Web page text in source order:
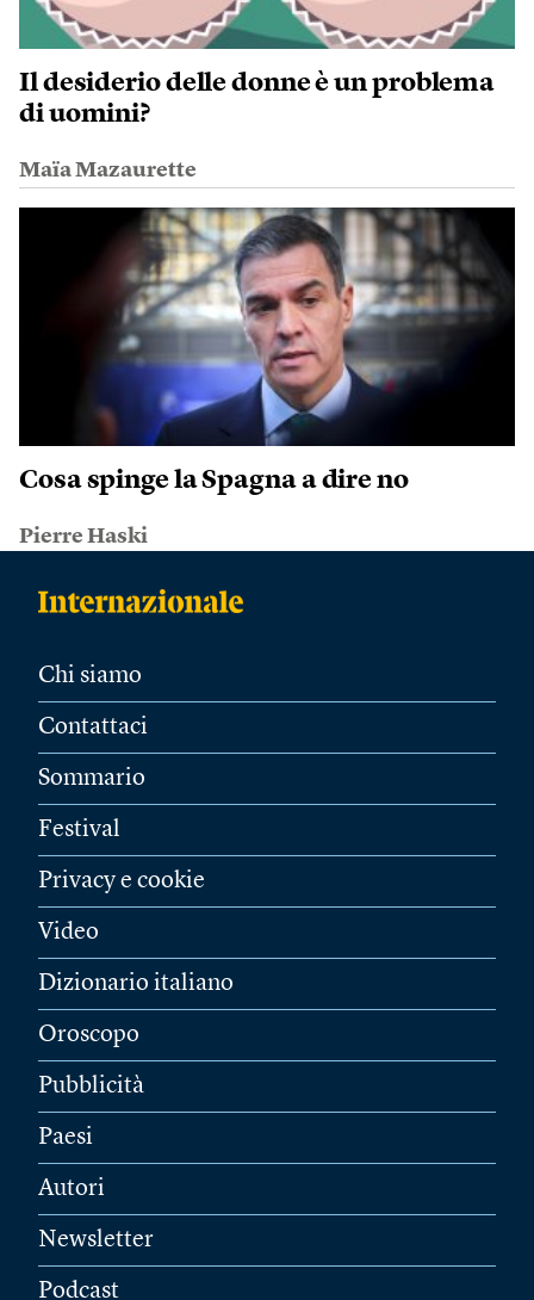
Il desiderio delle donne è un problema
di uomini?
Maïa Mazaurette
Cosa spinge la Spagna a dire no
Pierre Haski
Chi siamo
Contattaci
Sommario
Festival
Privacy e cookie
Video
Dizionario italiano
Oroscopo
Pubblicità
Paesi
Autori
Newsletter
Podcast